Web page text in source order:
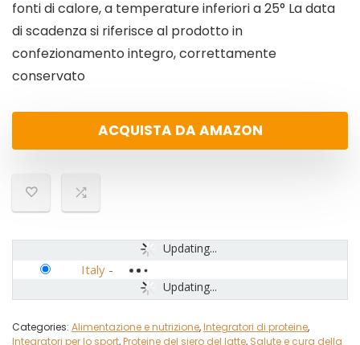
fonti di calore, a temperature inferiori a 25° La data
di scadenza si riferisce al prodotto in
confezionamento integro, correttamente
conservato
ACQUISTA DA AMAZON
Updating...
Updating...
Italy -
Categories: Alimentazione e nutrizione,Integratori di proteine,
Integratori per lo sport,Proteine del siero del latte, Salute e cura della